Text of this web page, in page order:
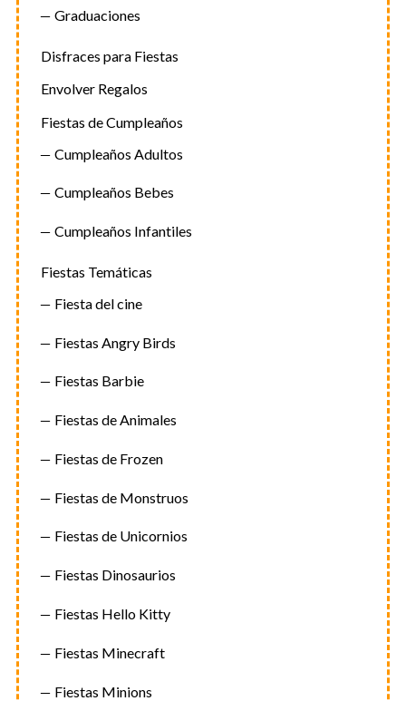
Graduaciones
Disfraces para Fiestas
Envolver Regalos
Fiestas de Cumpleaños
Cumpleaños Adultos
Cumpleaños Bebes
Cumpleaños Infantiles
Fiestas Temáticas
Fiesta del cine
Fiestas Angry Birds
Fiestas Barbie
Fiestas de Animales
Fiestas de Frozen
Fiestas de Monstruos
Fiestas de Unicornios
Fiestas Dinosaurios
Fiestas Hello Kitty
Fiestas Minecraft
Fiestas Minions